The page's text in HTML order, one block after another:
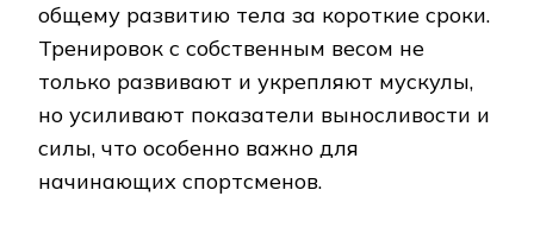
общему развитию тела за короткие сроки.
Тренировок с собственным весом не
только развивают и укрепляют мускулы,
но усиливают показатели выносливости и
силы, что особенно важно для
начинающих спортсменов.